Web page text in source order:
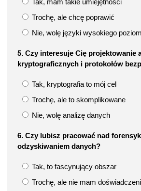
Tak, mam takie umiejętności
Trochę, ale chcę poprawić
Nie, wolę języki wysokiego
5. Czy interesuje Cię projektowanie
kryptograficznych i protokołów
Tak, kryptografia to mój cel
Trochę, ale to skomplikowane
Nie, wolę analizę danych
6. Czy lubisz pracować nad
odzyskiwaniem danych?
Tak, to fascynujący obszar
Trochę, ale nie mam